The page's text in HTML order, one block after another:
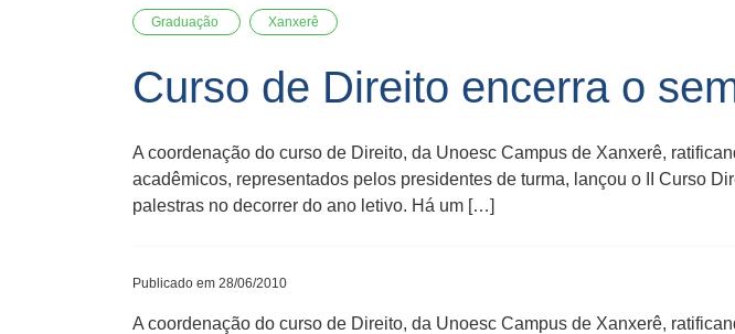
Graduação Xanxerê
Curso de Direito encerra o
A coordenação do curso de Direito, da Unoesc Campus de Xanxerê,
acadêmicos, representados pelos presidentes de turma, lançou o II Curso
palestras no decorrer do ano letivo. Há um […]
Publicado em 28/06/2010
A coordenação do curso de Direito, da Unoesc Campus de Xanxerê,